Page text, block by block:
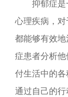
抑郁症是一
心理疾病，
都能够有效
症患者分析
付生活中的
通过自己的